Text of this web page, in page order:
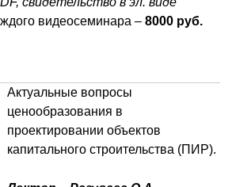
видеосеминара – 8000 руб.
Актуальные вопросы
ценообразования в
проектировании объектов
капитального строительства (ПИР).